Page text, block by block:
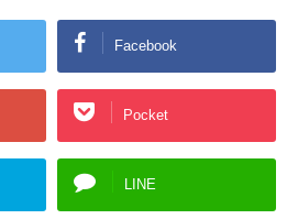
Facebook
Pocket
LINE